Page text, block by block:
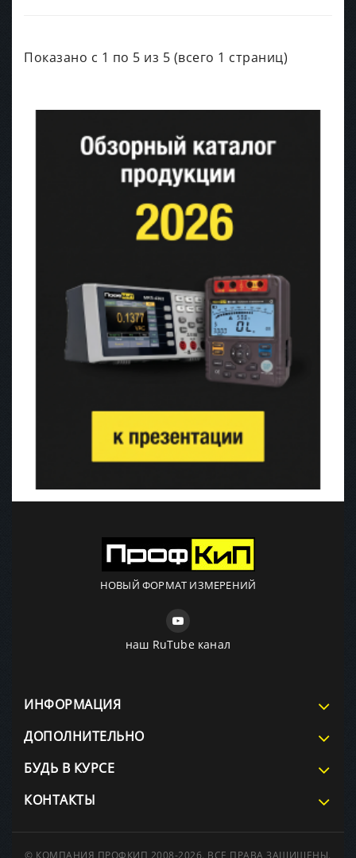
Показано с 1 по 5 из 5 (всего 1 страниц)
НОВЫЙ ФОРМАТ ИЗМЕРЕНИЙ
наш RuTube канал
ИНФОРМАЦИЯ
ДОПОЛНИТЕЛЬНО
БУДЬ В КУРСЕ
КОНТАКТЫ